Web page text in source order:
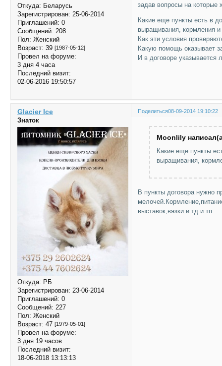
Откуда: Беларусь
Зарегистрирован: 25-06-2014
Приглашений: 0
Сообщений: 208
Пол: Женский
Возраст: 39 [1987-05-12]
Провел на форуме:
3 дня 4 часа
Последний визит:
02-06-2016 19:50:57
задав вопросы на которые
Какие еще пункты есть в
выращивания, кормления и
Как эти условия
Какую помощь оказывает
И в договоре указывается
Поделиться08-09-2014 19:10:22
Glacier Ice
Знаток
Откуда: РБ
Зарегистрирован: 23-06-2014
Приглашений: 0
Сообщений: 227
Пол: Женский
Возраст: 47 [1979-05-01]
Провел на форуме:
3 дня 19 часов
Последний визит:
18-06-2018 13:13:13
Moonlily
Какие еще пункты
выращивания,
В пункты договора нужно
выставок,вязки и тд и тп